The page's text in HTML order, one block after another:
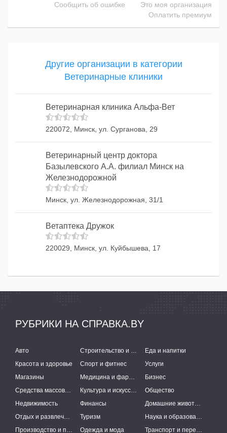
Сообщить об ошибке
Это моя организация
Оплатить премиум
Другие организации в категории
Ветеринарные клиники
Ветеринарная клиника Альфа-Вет
220072, Минск, ул. Сурганова, 29
Ветеринарный центр доктора
Базылевского А.А. филиал Минск на
Железнодорожной
Минск, ул. Железнодорожная, 31/1
Ветаптека Дружок
220029, Минск, ул. Куйбышева, 17
РУБРИКИ НА СПРАВКА.BY
Авто Строительство и ремонт
Еда и напитки
Красота и здоровье
Спорт и фитнес
Услуги
Магазины
Медицина и фармацевтика
Бизнес
Средства массовой информации
Культура и искусство
Общество
Недвижимость
Финансы
Домашние животные
Отдых и развлечения
Туризм
Наука и образование
Производство и поставки
Одежда и мода Транспорт и перевозки